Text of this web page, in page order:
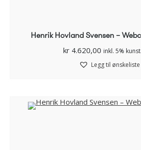
Henrik Hovland Svensen –
kr 4.620,00 inkl. 5%
Legg til ønskeliste